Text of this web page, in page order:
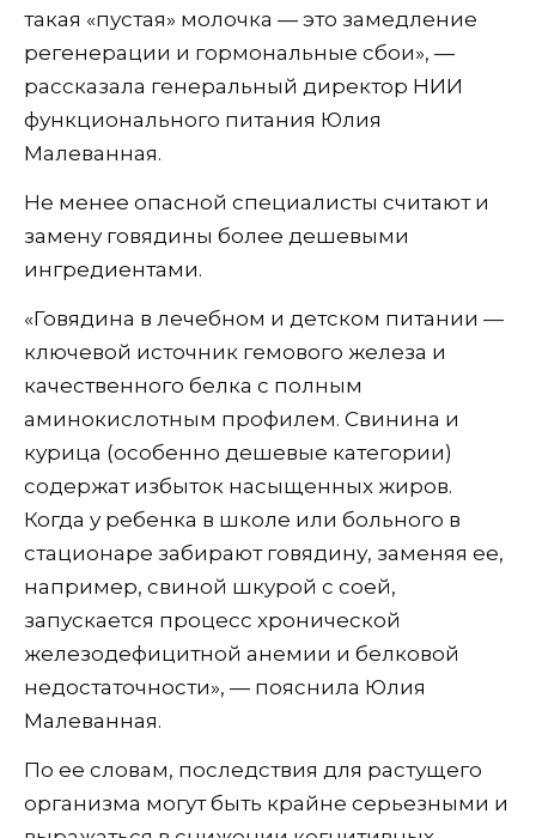
такая «пустая» молочка — это замедление
регенерации и гормональные сбои», —
рассказала генеральный директор НИИ
функционального питания Юлия
Малеванная.
Не менее опасной специалисты считают и
замену говядины более дешевыми
ингредиентами.
«Говядина в лечебном и детском питании —
ключевой источник гемового железа и
качественного белка с полным
аминокислотным профилем. Свинина и
курица (особенно дешевые категории)
содержат избыток насыщенных жиров.
Когда у ребенка в школе или больного в
стационаре забирают говядину, заменяя ее,
например, свиной шкурой с соей,
запускается процесс хронической
железодефицитной анемии и белковой
недостаточности», — пояснила Юлия
Малеванная.
По ее словам, последствия для растущего
организма могут быть крайне серьезными и